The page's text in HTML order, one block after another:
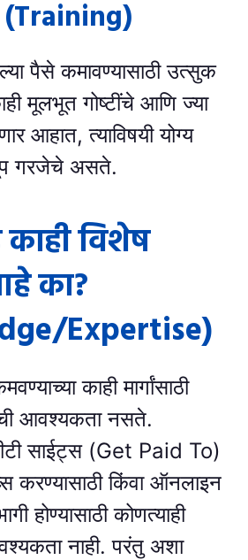
(Training)
पैसे कमावण्यासाठी उत्सुक
मूलभूत गोष्टींचे आणि ज्या
आहात, त्याविषयी योग्य
गरजेचे असते.
विशेष
का?
Expertise)
काही मार्गांसाठी
आवश्यकता नसते.
साईट्स (Get Paid To)
करण्यासाठी किंवा ऑनलाइन
होण्यासाठी कोणत्याही
नाही. परंतु अशा